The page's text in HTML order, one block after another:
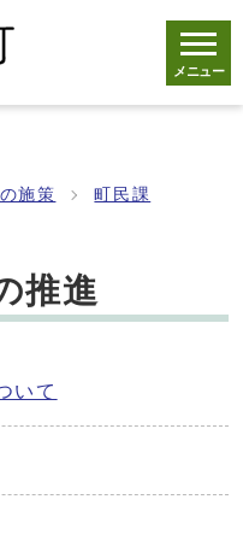
メニュー
施策 町民課
推進
いて